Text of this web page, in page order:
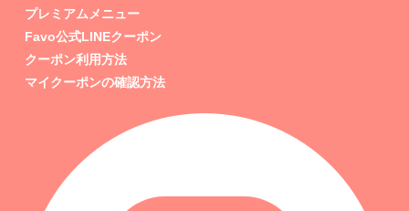
プレミアムメニュー
Favo公式LINEクーポン
クーポン利用方法
マイクーポンの確認方法